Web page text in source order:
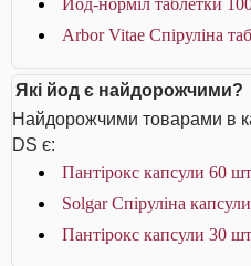
Йод-норміл таблетки
Arbor Vitae Спіруліна
Які йод є найдорожчими?
Найдорожчими товарами в
DS є:
Пантірокс капсули 60 шт
Solgar Спіруліна
Пантірокс капсули 30 шт